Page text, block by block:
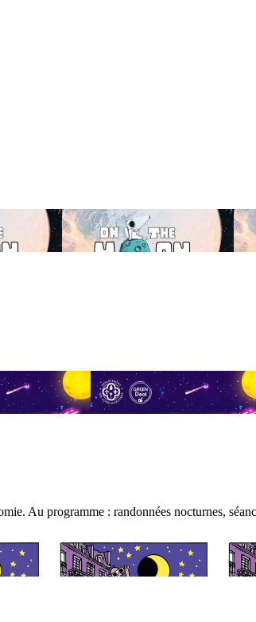
Au programme : randonnées nocturnes,